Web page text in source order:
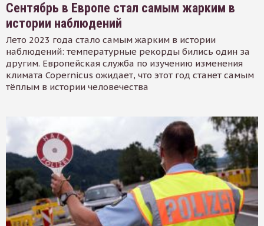
Сентябрь в Европе стал самым жарким в
истории наблюдений
Лето 2023 года стало самым жарким в истории
наблюдений: температурные рекорды бились один за
другим. Европейская служба по изучению изменения
климата Copernicus ожидает, что этот год станет самым
тёплым в истории человечества